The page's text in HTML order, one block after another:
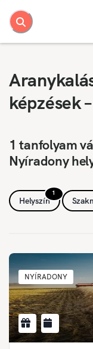
képzések
1 tanfolyam
Nyíradony
1
Helyszín
NYÍRADONY